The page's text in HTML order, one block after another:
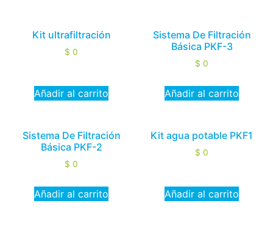
Kit ultrafiltración
$ 0
Añadir al carrito
Sistema De Filtración
Básica PKF-3
$ 0
Añadir al carrito
Sistema De Filtración
Básica PKF-2
$ 0
Añadir al carrito
Kit agua potable PKF1
$ 0
Añadir al carrito